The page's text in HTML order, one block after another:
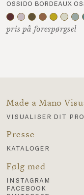
ossido bordeaux
pris på forespørgsel
Made a Mano
visualiser dit
Presse
kataloger
Følg med
instagram
facebook